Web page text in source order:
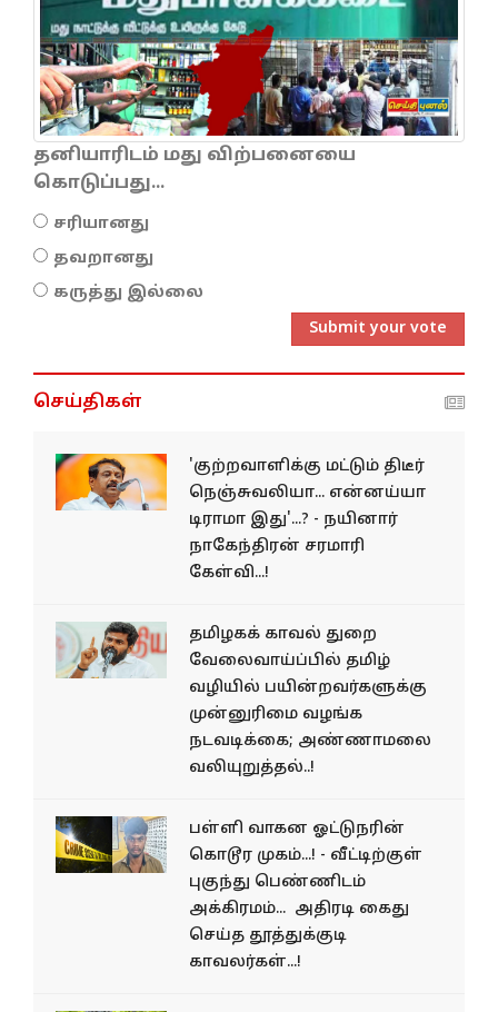
தனியாரிடம் மது விற்பனையை
கொடுப்பது...
சரியானது
தவறானது
கருத்து இல்லை
Submit your vote
செய்திகள்
'குற்றவாளிக்கு மட்டும் திடீர்
நெஞ்சுவலியா... என்னய்யா
டிராமா இது'...? - நயினார்
நாகேந்திரன் சரமாரி
கேள்வி...!
தமிழகக் காவல் துறை
வேலைவாய்ப்பில் தமிழ்
வழியில் பயின்றவர்களுக்கு
முன்னுரிமை வழங்க
நடவடிக்கை; அண்ணாமலை
வலியுறுத்தல்..!
பள்ளி வாகன ஓட்டுநரின்
கொடூர முகம்...! - வீட்டிற்குள்
புகுந்து பெண்ணிடம்
அக்கிரமம்... அதிரடி கைது
செய்த தூத்துக்குடி
காவலர்கள்...!